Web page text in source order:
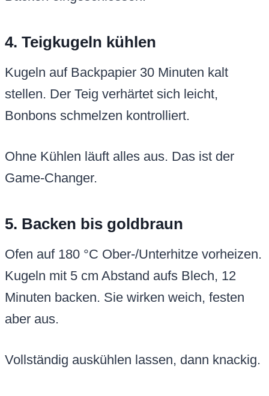
4. Teigkugeln kühlen
Kugeln auf Backpapier 30 Minuten kalt
stellen. Der Teig verhärtet sich leicht,
Bonbons schmelzen kontrolliert.
Ohne Kühlen läuft alles aus. Das ist der
Game-Changer.
5. Backen bis goldbraun
Ofen auf 180 °C Ober-/Unterhitze vorheizen.
Kugeln mit 5 cm Abstand aufs Blech, 12
Minuten backen. Sie wirken weich, festen
aber aus.
Vollständig auskühlen lassen, dann knackig.